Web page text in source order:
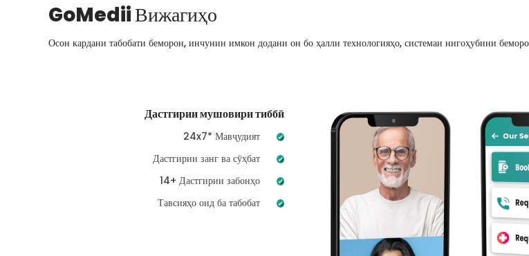
GoMediiВижагиҳо
Осон кардани табобати беморон, инчунин имкон додани он бо ҳалли технологияҳо, системаи нигоҳубини
Дастгирии мушовири тиббӣ
24x7* Мавҷудият
Дастгирии занг ва сӯҳбат
14+ Дастгирии забонҳо
Тавсияҳо оид ба табобат